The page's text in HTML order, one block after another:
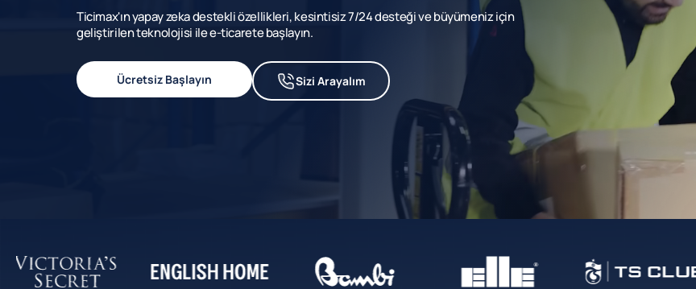
Ticimax'ın yapay zeka destekli özellikleri, kesintisiz 7/24 desteği ve büyümeniz için
geliştirilen teknolojisi ile e-ticarete başlayın.
Ücretsiz Başlayın Sizi Arayalım